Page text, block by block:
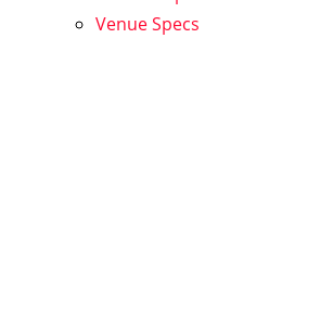
Venue Specs